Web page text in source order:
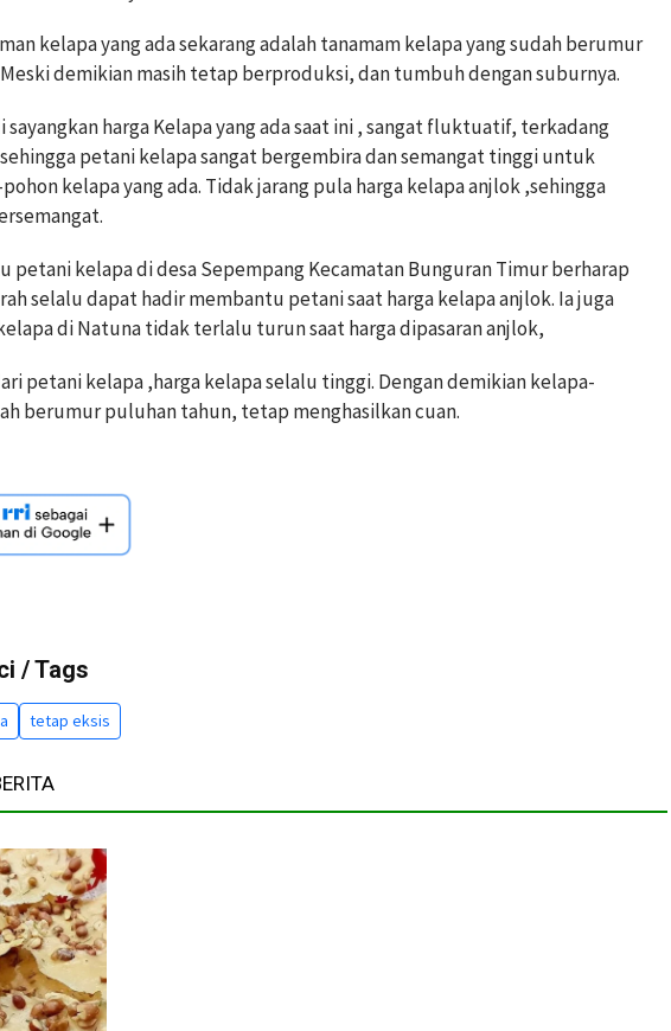
kelapa yang ada sekarang adalah tanamam kelapa yang sudah berumur
demikian masih tetap berproduksi, dan tumbuh dengan suburnya.
sayangkan harga Kelapa yang ada saat ini , sangat fluktuatif, terkadang
petani kelapa sangat bergembira dan semangat tinggi untuk
kelapa yang ada. Tidak jarang pula harga kelapa anjlok ,sehingga
petani kelapa di desa Sepempang Kecamatan Bunguran Timur berharap
selalu dapat hadir membantu petani saat harga kelapa anjlok. Ia juga
di Natuna tidak terlalu turun saat harga dipasaran anjlok,
petani kelapa ,harga kelapa selalu tinggi. Dengan demikian kelapa-
berumur puluhan tahun, tetap menghasilkan cuan.
/ Tags
tetap eksis